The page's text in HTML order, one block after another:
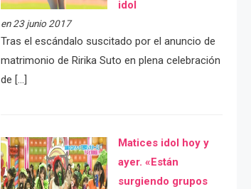
idol
en 23 junio 2017
Tras el escándalo suscitado por el anuncio de
matrimonio de Ririka Suto en plena celebración
de […]
Matices idol hoy y
ayer. «Están
surgiendo grupos